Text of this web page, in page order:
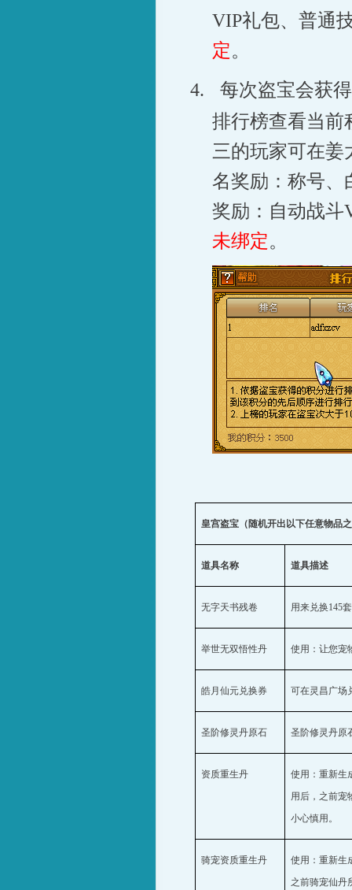
VIP礼包、普通
定。
4.
每次盗宝会获
排行榜查看当前
三的玩家可在
名奖励：称号、
奖励：自动战斗
未绑定。
皇宫盗宝（随机开出以下任意物品
道具名称 道具描述
无字天书残卷 用来兑换145
举世无双悟性丹 使用：让您宠
皓月仙元兑换券 可在灵昌广场
圣阶修灵丹原石 圣阶修灵丹原
资质重生丹
使用：重新生
用后，之前宠
小心慎用。
骑宠资质重生丹
使用：重新生
之前骑宠仙丹